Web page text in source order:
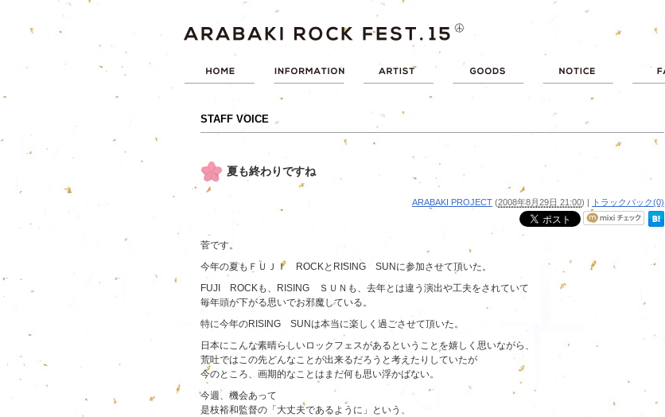
STAFF VOICE
夏も終わりですね
ARABAKI PROJECT (2008年8月29日 21:00) | トラックバック(0)
菅です。
今年の夏もＦＵＪＩ ROCKとRISING SUNに参加させて頂いた。
FUJI ROCKも、RISING ＳＵＮも、去年とは違う演出や工夫をされていて
毎年頭が下がる思いでお邪魔している。
特に今年のRISING SUNは本当に楽しく過ごさせて頂いた。
日本にこんな素晴らしいロックフェスがあるということを嬉しく思いながら、
荒吐ではこの先どんなことが出来るだろうと考えたりしていたが
今のところ、画期的なことはまだ何も思い浮かばない。
今週、機会あって
是枝裕和監督の「大丈夫であるように」という、